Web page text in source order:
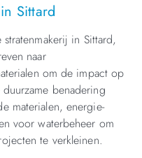
Sittard
in Sittard,
naar
om de impact op
benadering
materialen, energie-
voor waterbeheer om
te verkleinen.